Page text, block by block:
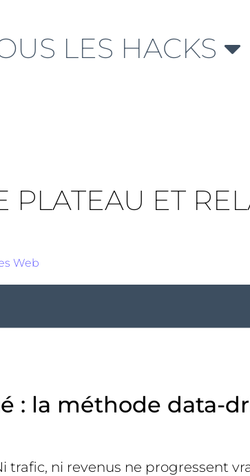
LES HACKS
PLATEAU ET
Web
: la méthode data-
trafic, ni revenus ne progressent